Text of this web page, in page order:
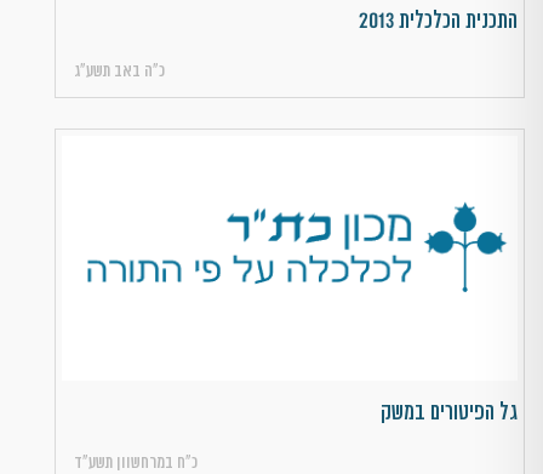
התכנית הכלכלית 2013
כ״ה באב תשע״ג
גל הפיטורים במשק
כ״ח במרחשוון תשע״ד